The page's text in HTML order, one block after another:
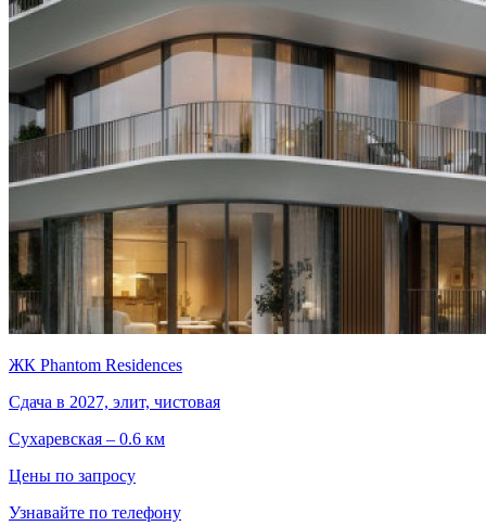
ЖК Phantom Residences
Сдача в 2027, элит, чистовая
Сухаревская – 0.6 км
Цены по запросу
Узнавайте по телефону